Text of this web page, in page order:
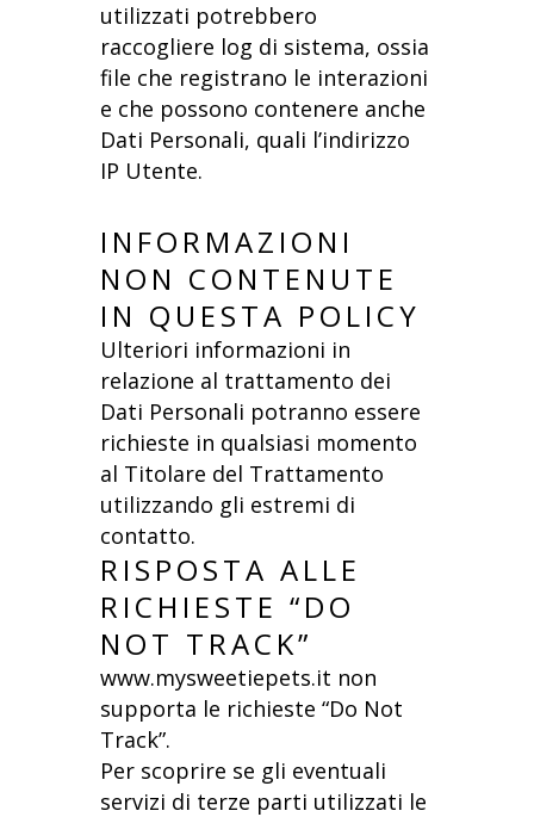
utilizzati potrebbero
raccogliere log di sistema, ossia
file che registrano le interazioni
e che possono contenere anche
Dati Personali, quali l’indirizzo
IP Utente.
INFORMAZIONI
NON CONTENUTE
IN QUESTA POLICY
Ulteriori informazioni in
relazione al trattamento dei
Dati Personali potranno essere
richieste in qualsiasi momento
al Titolare del Trattamento
utilizzando gli estremi di
contatto.
RISPOSTA ALLE
RICHIESTE “DO
NOT TRACK”
www.mysweetiepets.it non
supporta le richieste “Do Not
Track”.
Per scoprire se gli eventuali
servizi di terze parti utilizzati le